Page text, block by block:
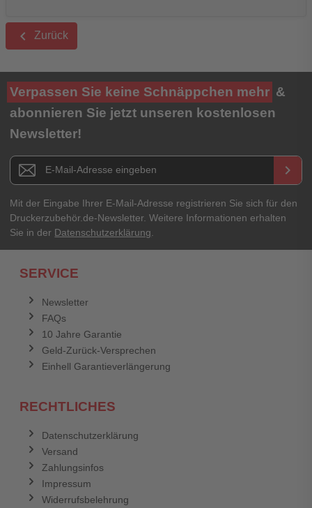
keyboard_arrow_left Zurück
Verpassen Sie keine Schnäppchen mehr &
abonnieren Sie jetzt unseren kostenlosen
Newsletter!
Newsletter E-Mail Adresse keyboard_arrow_right
Mit der Eingabe Ihrer E-Mail-Adresse registrieren Sie sich für den
Druckerzubehör.de-Newsletter. Weitere Informationen erhalten
Sie in der Datenschutzerklärung
SERVICE
Newsletter
FAQs
10 Jahre Garantie
Geld-Zurück-Versprechen
Einhell Garantieverlängerung
RECHTLICHES
Datenschutzerklärung
Versand
Zahlungsinfos
Impressum
Widerrufsbelehrung